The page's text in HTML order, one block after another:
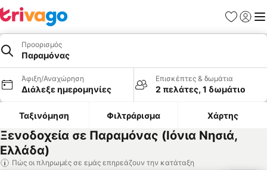
Προορισμός
Παραμόνας
Άφιξη/Αναχώρηση
Διάλεξε ημερομηνίες
Επισκέπτες & δωμάτια
2 πελάτες, 1 δωμάτιο
Ταξινόμηση Φιλτράρισμα Χάρτης
Ξενοδοχεία σε Παραμόνας (Ιόνια Νησιά,
Ελλάδα)
Πώς οι πληρωμές σε εμάς επηρεάζουν την κατάταξη